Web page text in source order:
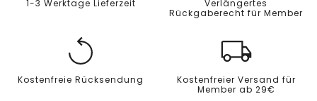
1-3 Werktage Lieferzeit
Verlängertes
Rückgaberecht für Member
Kostenfreie Rücksendung
Kostenfreier Versand für
Member ab 29€